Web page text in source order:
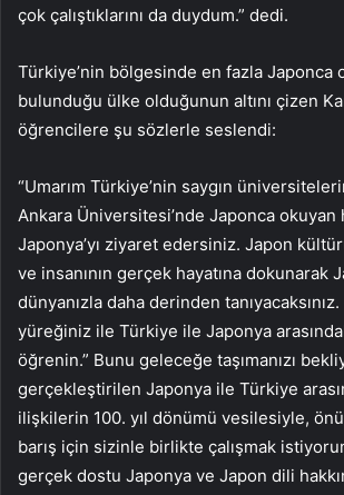
çok çalıştıklarını da duydum.” dedi.
Türkiye’nin bölgesinde en fazla Japonca
bulunduğu ülke olduğunun altını çizen
öğrencilere şu sözlerle seslendi:
“Umarım Türkiye’nin saygın
Ankara Üniversitesi’nde Japonca
Japonya’yı ziyaret edersiniz. Japon
ve insanının gerçek hayatına dokunarak
dünyanızla daha derinden
yüreğiniz ile Türkiye ile Japonya
öğrenin.” Bunu geleceğe taşımanızı
gerçekleştirilen Japonya ile Türkiye
ilişkilerin 100. yıl dönümü vesilesiyle,
barış için sizinle birlikte çalışmak
gerçek dostu Japonya ve Japon dili